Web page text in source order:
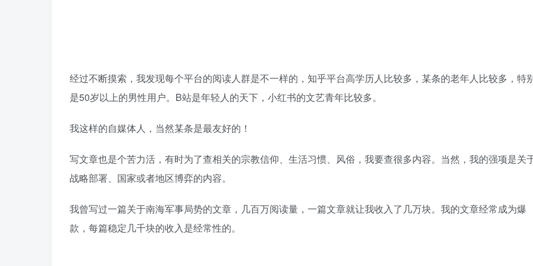
经过不断摸索，我发现每个平台的阅读人群是不一样的，知乎平台高学历人比较多，某条的老年人比较多，特
是50岁以上的男性用户。B站是年轻人的天下，小红书的文艺青年比较多。
我这样的自媒体人，当然某条是最友好的！
写文章也是个苦力活，有时为了查相关的宗教信仰、生活习惯、风俗，我要查很多内容。当然，我的强项是关
战略部署、国家或者地区博弈的内容。
我曾写过一篇关于南海军事局势的文章，几百万阅读量，一篇文章就让我收入了几万块。我的文章经常成为爆
款，每篇稳定几千块的收入是经常性的。